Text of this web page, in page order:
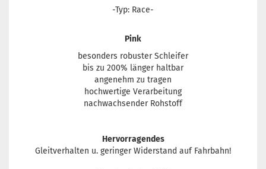
-Typ: Race-
Pink
besonders robuster Schleifer
bis zu 200% länger haltbar
angenehm zu tragen
hochwertige Verarbeitung
nachwachsender Rohstoff
Hervorragendes
Gleitverhalten u. geringer Widerstand auf Fahrbahn!